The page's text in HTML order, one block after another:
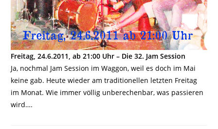
Freitag, 24.6.2011, ab 21:00 Uhr – Die 32. Jam Session
Ja, nochmal Jam Session im Waggon, weil es doch im Mai
keine gab. Heute wieder am traditionellen letzten Freitag
im Monat. Wie immer völlig unberechenbar, was passieren
wird….